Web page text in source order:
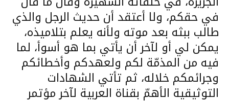
في حقكم، ولا أعتقد أن حديث الرجل والذي
طالب ببثه بعد موته ولأنه يعلم بتلاميذه،
يمكن لي أو لآخر أن يأتي بما هو أسوأ، لما
فيه من المذمّة لكم ولعهدكم وأخطائكم
وجرائمكم خلاله، ثم تأتي الشهادات
التوثيقية الأهمّ بقناة العربية لآخر مؤتمر